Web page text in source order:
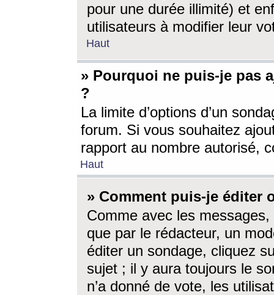
pour une durée illimité) et
utilisateurs à modifier leur
Haut
» Pourquoi ne puis-je pas
?
La limite d’options d’un
forum. Si vous souhaitez
rapport au nombre autorisé,
Haut
» Comment puis-je éditer
Comme avec les
que par le rédacteur, un
éditer un sondage, cliquez
sujet ; il y aura toujours le
n’a donné de vote, les